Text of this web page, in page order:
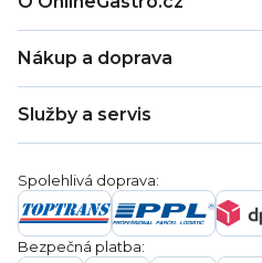
Kontakty
Věrnostní program
Blog
Nákup a doprava
Záruka
Ochrana osobních údajů
Reklamační řády
Služby a servis
Servis a reklamace
Poptávka
Gastro projekty
Značky
Gastro velkoobchod
Spolehlivá doprava:
Bezpečná platba: